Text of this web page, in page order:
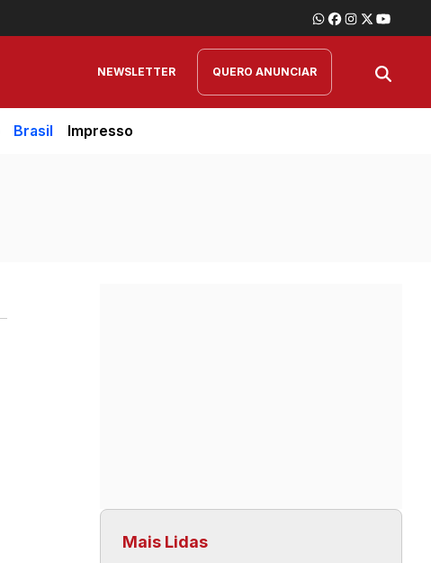
NEWSLETTER QUERO ANUNCIAR
Brasil Impresso
Mais Lidas